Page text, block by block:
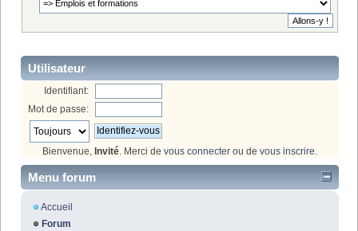
Utilisateur
Identifiant:
Mot de passe:
Bienvenue, Invité. Merci de vous connecter ou de vous inscrire.
Menu forum
Accueil
Forum